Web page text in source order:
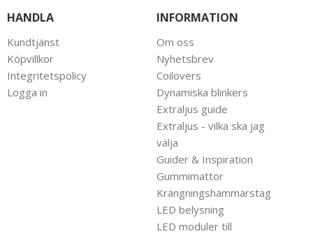
HANDLA
Kundtjänst
Köpvillkor
Integritetspolicy
Logga in
INFORMATION
Om oss
Nyhetsbrev
Coilovers
Dynamiska blinkers
Extraljus guide
Extraljus - vilka ska jag
välja
Guider & Inspiration
Gummimattor
Krängningshämmarstag
LED belysning
LED moduler till